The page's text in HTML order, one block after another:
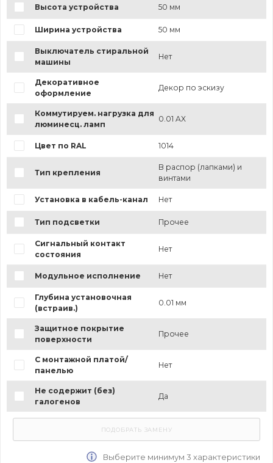
Высота устройства 50 мм
Ширина устройства 50 мм
Выключатель стиральной
машины
Нет
Декоративное
оформление
Декор по эскизу
Коммутируем. нагрузка для
люминесц. ламп
0.01 AX
Цвет по RAL 1014
Тип крепления
В распор (лапками) и
винтами
Установка в кабель-канал Нет
Тип подсветки Прочее
Сигнальный контакт
состояния
Нет
Модульное исполнение Нет
Глубина установочная
(встраив.)
0.01 мм
Защитное покрытие
поверхности
Прочее
С монтажной платой/
панелью
Нет
Не содержит (без)
галогенов
Да
Выберите минимум 3 характеристики